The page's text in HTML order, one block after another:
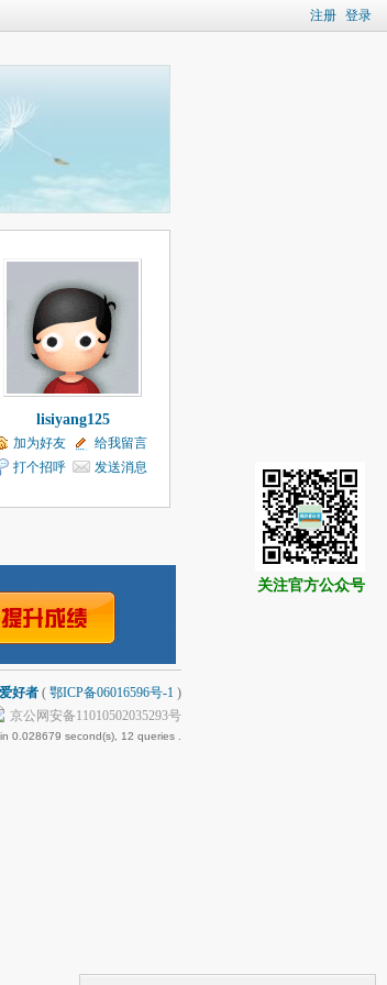
注册 登录
lisiyang125
加为好友
给我留言
打个招呼
发送消息
好者 ( 鄂ICP备06016596号-1 )
京公网安备11010502035293号
关注官方公众号
0.028679 second(s), 12 queries .